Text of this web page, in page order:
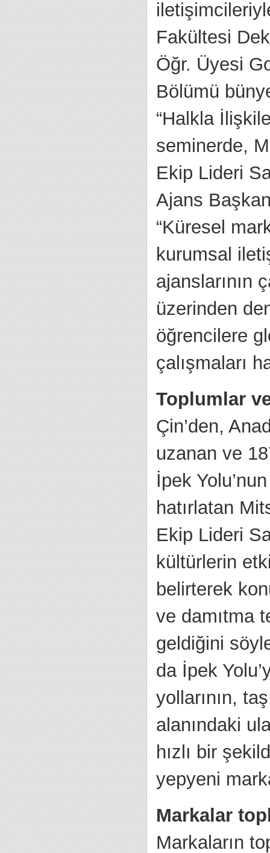
Fakültesi
Öğr. Üyesi
Bölümü
“Halkla
seminerde,
Ekip Lideri
Ajans
“Küresel
kurumsal
ajanslarının
üzerinden
öğrencilere
çalışmaları
Toplumlar
Çin’den,
uzanan ve
İpek
hatırlatan
Ekip Lideri
kültürlerin
belirterek
ve damıtma
geldiğini
da İpek
yollarının,
alanındaki
hızlı bir
yepyeni
Markalar
Markaların